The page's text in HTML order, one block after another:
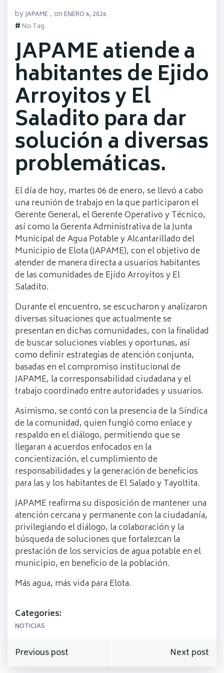
byJAPAME , onENERO 6, 2026
# No Tag
JAPAME atiende a
habitantes de Ejido
Arroyitos y El
Saladito para dar
solución a diversas
problemáticas.
El día de hoy, martes 06 de enero, se llevó a cabo
una reunión de trabajo en la que participaron el
Gerente General, el Gerente Operativo y Técnico,
así como la Gerenta Administrativa de la Junta
Municipal de Agua Potable y Alcantarillado del
Municipio de Elota (JAPAME), con el objetivo de
atender de manera directa a usuarios habitantes
de las comunidades de Ejido Arroyitos y El
Saladito.
Durante el encuentro, se escucharon y analizaron
diversas situaciones que actualmente se
presentan en dichas comunidades, con la finalidad
de buscar soluciones viables y oportunas, así
como definir estrategias de atención conjunta,
basadas en el compromiso institucional de
JAPAME, la corresponsabilidad ciudadana y el
trabajo coordinado entre autoridades y usuarios.
Asimismo, se contó con la presencia de la Síndica
de la comunidad, quien fungió como enlace y
respaldo en el diálogo, permitiendo que se
llegaran a acuerdos enfocados en la
concientización, el cumplimiento de
responsabilidades y la generación de beneficios
para las y los habitantes de El Salado y Tayoltita.
JAPAME reafirma su disposición de mantener una
atención cercana y permanente con la ciudadanía,
privilegiando el diálogo, la colaboración y la
búsqueda de soluciones que fortalezcan la
prestación de los servicios de agua potable en el
municipio, en beneficio de la población.
Más agua, más vida para Elota.
Categories:
NOTICIAS
Navegación
Previous post
Navegación
Next post